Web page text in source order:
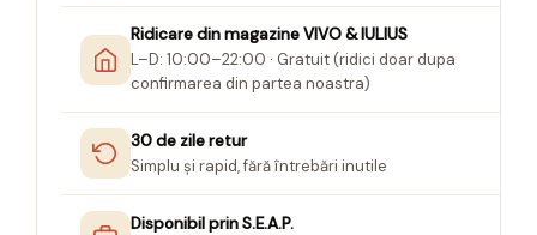
Ridicare din magazine VIVO & IULIUS
L–D: 10:00–22:00 · Gratuit (ridici doar dupa
confirmarea din partea noastra)
30 de zile retur
Simplu și rapid, fără întrebări inutile
Disponibil prin S.E.A.P.